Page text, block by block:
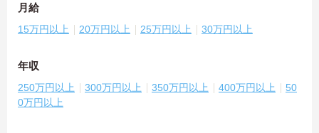
月給
15万円以上 20万円以上 25万円以上 30万円以上
年収
250万円以上 300万円以上 350万円以上 400万円以上
50
0万円以上